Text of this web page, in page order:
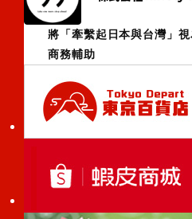
將「牽繫起日本與台灣」
商務輔助